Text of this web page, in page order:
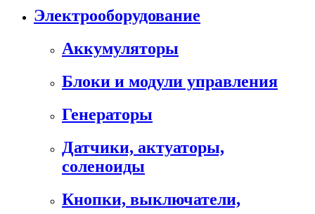
Электрооборудование
Аккумуляторы
Блоки и модули управления
Генераторы
Датчики, актуаторы,
соленоиды
Кнопки, выключатели,